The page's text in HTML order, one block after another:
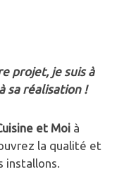
projet, je suis à
sa réalisation !
et Moi à
la qualité et
installons.